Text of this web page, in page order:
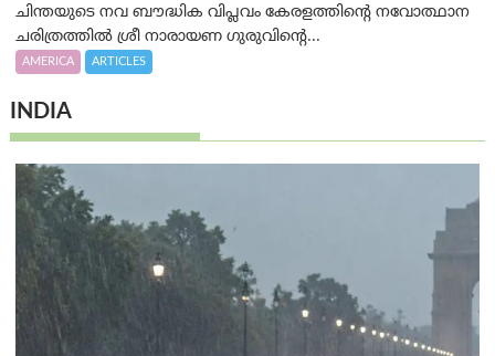
ചിന്തയുടെ നവ ബൗദ്ധിക വിപ്ലവം കേരളത്തിന്റെ നവോത്ഥാന
ചരിത്രത്തിൽ ശ്രീ നാരായണ ഗുരുവിന്റെ...
AMERICA ARTICLES
INDIA